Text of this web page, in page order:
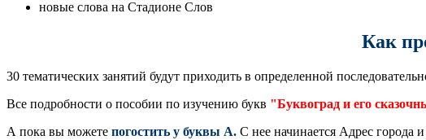
новые слова на Стадионе Слов
Как
30 тематических занятий будут приходить в определенной
Все подробности о пособии по изучению букв "Буквоград и его
А пока вы можете погостить у буквы А. С нее начинается Адрес города